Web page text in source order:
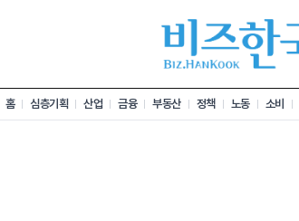
홈 심층기획 산업 금융 부동산 정책 노동 소비